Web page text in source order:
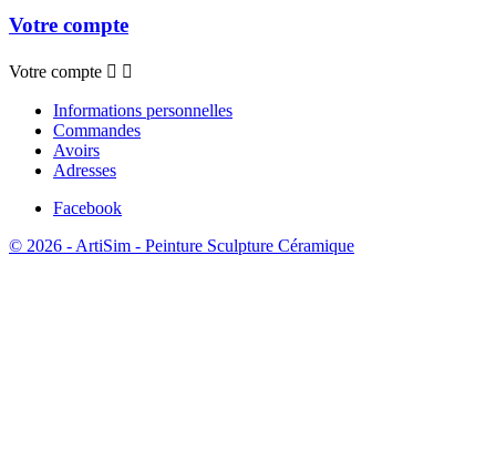
Votre compte
Votre compte  
Informations personnelles
Commandes
Avoirs
Adresses
Facebook
© 2026 - ArtiSim - Peinture Sculpture Céramique